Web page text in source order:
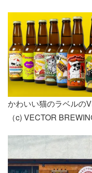
かわいい猫のラベルの
（c) VECTOR